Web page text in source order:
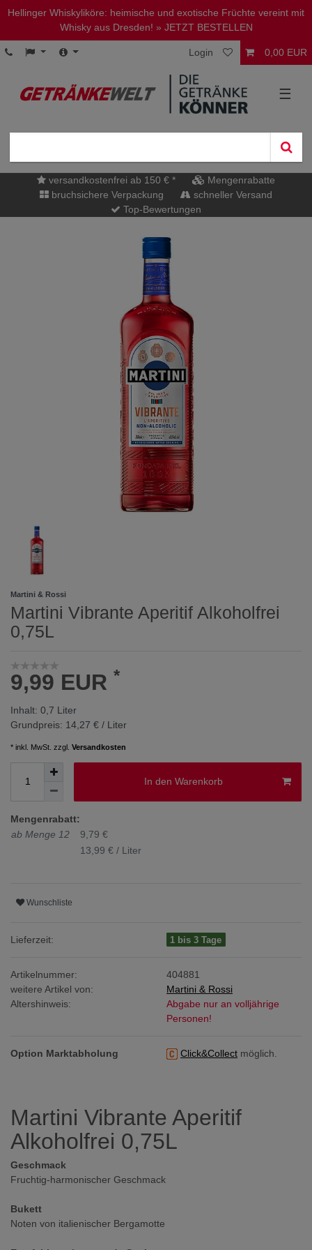
Hellinger Whiskyliköre: heimische und exotische Früchte vereint mit
Whisky aus Dresden! » JETZT BESTELLEN
Login 0,00 EUR
☰
versandkostenfrei ab 150 € *
Mengenrabatte
bruchsichere Verpackung
schneller Versand
Top-Bewertungen
Martini & Rossi
Martini Vibrante Aperitif Alkoholfrei
0,75L
9,99 EUR *
Inhalt: 0,7 Liter
Grundpreis: 14,27 € / Liter
* inkl. MwSt. zzgl. Versandkosten
In den Warenkorb
Mengenrabatt:
ab Menge 12
9,79 €
13,99 € / Liter
Wunschliste
Lieferzeit: 1 bis 3 Tage
Artikelnummer:
404881
weitere Artikel von:
Martini & Rossi
Altershinweis:
Abgabe nur an volljährige
Personen!
Option Marktabholung Click&Collect möglich.
Martini Vibrante Aperitif
Alkoholfrei 0,75L
Geschmack
Fruchtig-harmonischer Geschmack
Bukett
Noten von italienischer Bergamotte